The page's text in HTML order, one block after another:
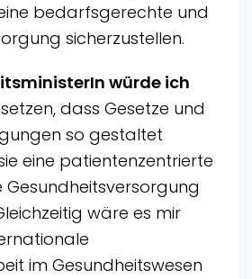
bedarfsgerechte und
sicherzustellen.
würde ich
dass Gesetze und
so gestaltet
eine patientenzentrierte
Gesundheitsversorgung
wäre es mir
im Gesundheitswesen